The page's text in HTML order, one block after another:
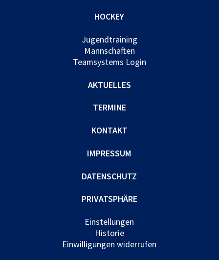
HOCKEY
Jugendtraining
Mannschaften
Teamsystems Login
AKTUELLES
TERMINE
KONTAKT
IMPRESSUM
DATENSCHUTZ
PRIVATSPHÄRE
Einstellungen
Historie
Einwilligungen widerrufen